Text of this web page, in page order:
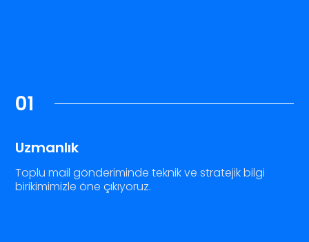
01
Uzmanlık
Toplu mail gönderiminde teknik ve stratejik bilgi
birikimimizle öne çıkıyoruz.